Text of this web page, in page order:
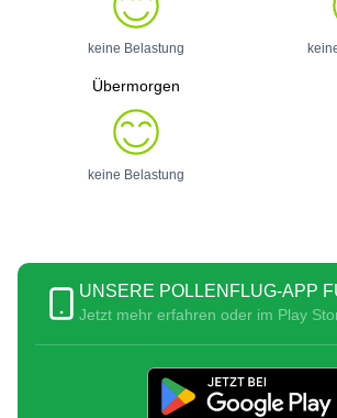
keine Belastung
Übermorgen
keine Belastung
UNSERE POLLENFLUG-APP
Jetzt mehr erfahren oder im Play